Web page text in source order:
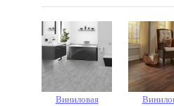
Виниловая